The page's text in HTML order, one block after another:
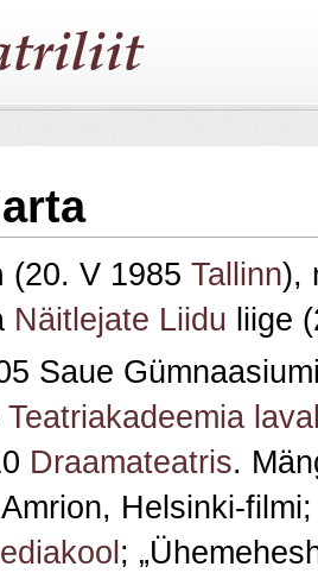
(20. V 1985 Tallinn),
Näitlejate Liidu liige
Saue
Draamateatris.
Helsinki-
;